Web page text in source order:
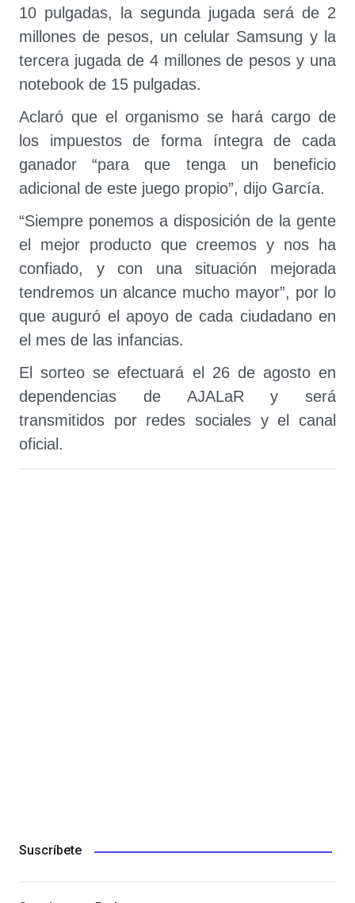
10 pulgadas, la segunda jugada será de 2
millones de pesos, un celular Samsung y la
tercera jugada de 4 millones de pesos y una
notebook de 15 pulgadas.
Aclaró que el organismo se hará cargo de
los impuestos de forma íntegra de cada
ganador “para que tenga un beneficio
adicional de este juego propio”, dijo García.
“Siempre ponemos a disposición de la gente
el mejor producto que creemos y nos ha
confiado, y con una situación mejorada
tendremos un alcance mucho mayor”, por lo
que auguró el apoyo de cada ciudadano en
el mes de las infancias.
El sorteo se efectuará el 26 de agosto en
dependencias de AJALaR y será
transmitidos por redes sociales y el canal
oficial.
Suscríbete